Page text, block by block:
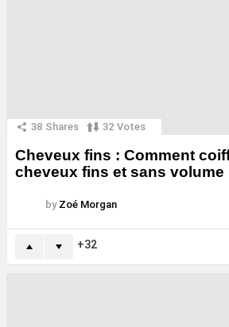
38 Shares 32 Votes
Cheveux fins : Comment
cheveux fins et sans volume
by Zoé Morgan
32